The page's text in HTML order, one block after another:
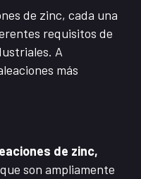
de zinc, cada una
requisitos de
A
más
de zinc,
son ampliamente